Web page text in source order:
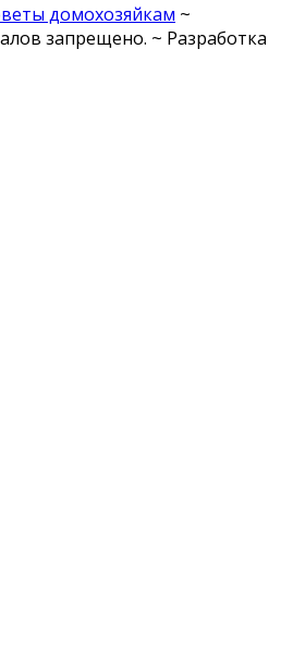
домохозяйкам ~
запрещено. ~ Разработка